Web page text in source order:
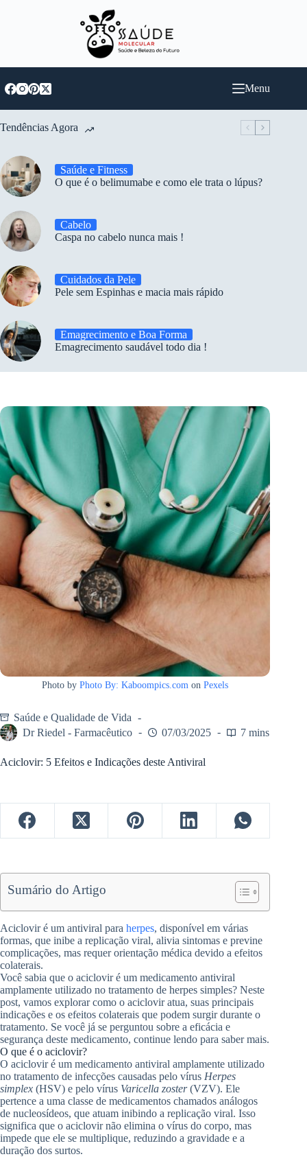
Menu
Tendências Agora
Saúde e Fitness
O que é o belimumabe e como ele trata o lúpus?
Cabelo
Caspa no cabelo nunca mais !
Cuidados da Pele
Pele sem Espinhas e macia mais rápido
Emagrecimento e Boa Forma
Emagrecimento saudável todo dia !
Photo byPhoto By: Kaboompics.com onPexels
Saúde e Qualidade de Vida
Dr Riedel - Farmacêutico
07/03/2025 7 mins
Aciclovir: 5 Efeitos e Indicações deste Antiviral
Sumário do Artigo
Aciclovir é um antiviral para herpes, disponível em várias
formas, que inibe a replicação viral, alivia sintomas e previne
complicações, mas requer orientação médica devido a efeitos
colaterais.
Você sabia que o aciclovir é um medicamento antiviral
amplamente utilizado no tratamento de herpes simples? Neste
post, vamos explorar como o aciclovir atua, suas principais
indicações e os efeitos colaterais que podem surgir durante o
tratamento. Se você já se perguntou sobre a eficácia e
segurança deste medicamento, continue lendo para saber mais.
O que é o aciclovir?
O aciclovir é um medicamento antiviral amplamente utilizado
no tratamento de infecções causadas pelo vírus Herpes
simplex (HSV) e pelo vírus Varicella zoster(VZV). Ele
pertence a uma classe de medicamentos chamados análogos
de nucleosídeos, que atuam inibindo a replicação viral. Isso
significa que o aciclovir não elimina o vírus do corpo, mas
impede que ele se multiplique, reduzindo a gravidade e a
duração dos surtos.